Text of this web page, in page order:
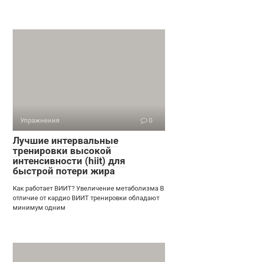
Упражнения 0
Лучшие интервальные
тренировки высокой
интенсивности (hiit) для
быстрой потери жира
Как работает ВИИТ? Увеличение метаболизма В
отличие от кардио ВИИТ тренировки обладают
минимум одним